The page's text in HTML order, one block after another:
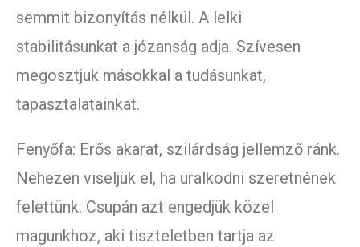
semmit bizonyítás nélkül. A lelki
stabilitásunkat a józanság adja. Szívesen
megosztjuk másokkal a tudásunkat,
tapasztalatainkat.
Fenyőfa: Erős akarat, szilárdság jellemző ránk.
Nehezen viseljük el, ha uralkodni szeretnének
felettünk. Csupán azt engedjük közel
magunkhoz, aki tiszteletben tartja az